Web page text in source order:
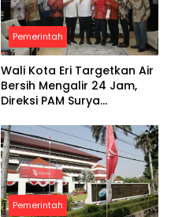
Pemerintah
Wali Kota Eri Targetkan Air
Bersih Mengalir 24 Jam,
Direksi PAM Surya
Investor
Pemerintah